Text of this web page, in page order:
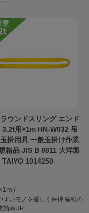
ウンドスリング エンド
3.2t用×1m HN-W032 吊
掛用具 一般玉掛け作業
格品 JIS B 8811 大洋製
TAIYO 1014250
）
すいモノを優しく保持 繊維の
効率UP